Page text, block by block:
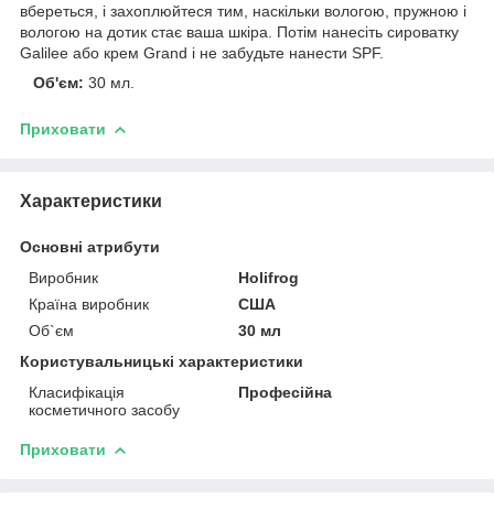
вбереться, і захоплюйтеся тим, наскільки вологою, пружною і
вологою на дотик стає ваша шкіра. Потім нанесіть сироватку
Galilee або крем Grand і не забудьте нанести SPF.
Об'єм: 30 мл.
Приховати
Характеристики
Основні атрибути
Виробник
Holifrog
Країна виробник
США
Об`єм
30 мл
Користувальницькі характеристики
Класифікація
косметичного засобу
Професійна
Приховати